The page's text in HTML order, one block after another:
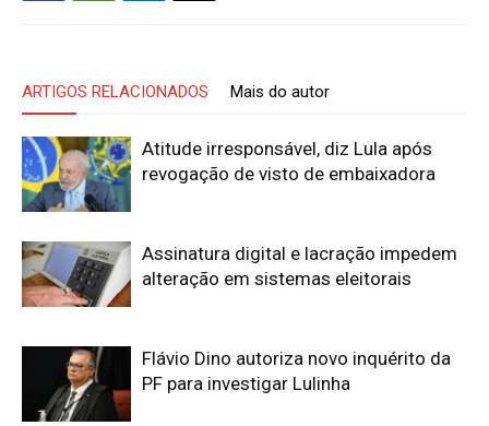
ARTIGOS RELACIONADOS Mais do autor
Atitude irresponsável, diz Lula após
revogação de visto de embaixadora
Assinatura digital e lacração impedem
alteração em sistemas eleitorais
Flávio Dino autoriza novo inquérito da
PF para investigar Lulinha